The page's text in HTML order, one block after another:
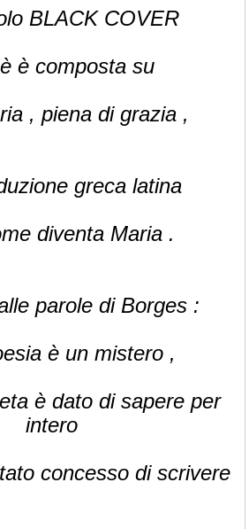
BLACK COVER
è composta su
, piena di grazia ,
greca latina
diventa Maria .
parole di Borges :
è un mistero ,
è dato di sapere per
intero
concesso di scrivere